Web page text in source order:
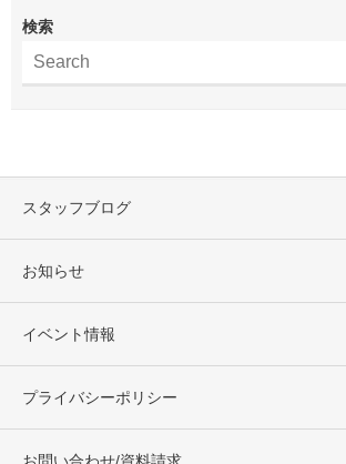
検索
スタッフブログ
お知らせ
イベント情報
プライバシーポリシー
お問い合わせ/資料請求